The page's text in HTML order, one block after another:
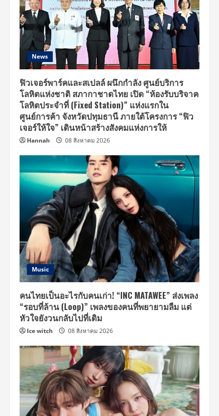
Perfect
ทัช
ใจ
ทุก
โมเมนต์
ทั้ง
2
วัน
ใน
งาน
10
Liners
BYE
NIOR
FAN
PARTY”
และ
“Perfect
Liners
NIOR
AFTER
PARTY”
News
ฟิวเจอร์พาร์คและสเปลล์ ผนึกกำลัง ศูนย์บริการ
โลหิตแห่งชาติ สภากาชาดไทย เปิด “ห้องรับบริจาค
โลหิตประจำที่ (Fixed Station)” แห่งแรกใน
ศูนย์การค้า จังหวัดปทุมธานี ภายใต้โครงการ “ฟิว
เจอร์ให้ใจ” เดินหน้าสร้างสังคมแห่งการให้
Hannah 08 สิงหาคม 2026
Music
คนไทยเป็นอะไรกับคนเก่า! “INC MATAWEE” ส่งเพลง
“รอบที่ล้าน (Loop)” เพลงของคนที่พยายามลืม แต่
หัวใจยังวนกลับไปที่เดิม
Ice witch 08 สิงหาคม 2026